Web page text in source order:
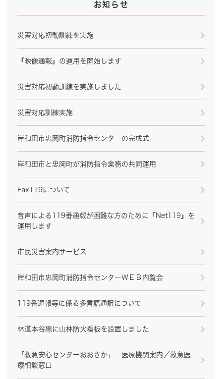
お知らせ
災害対応初動訓練を実施
『映像通報』の運用を開始します
災害対応初動訓練を実施しました
災害対応訓練実施
岸和田市忠岡町消防指令センターの完成式
岸和田市と忠岡町が消防指令業務の共同運用
Fax119について
音声による119番通報が困難な方のために『Net119』を
運用します
市民災害案内サービス
岸和田市忠岡町消防指令センターＷＥＢ内覧会
119番通報等に係る多言語通訳について
林道本谷線に山林防火看板を設置しました
「救急安心センターおおさか」 医療機関案内／救急医
療相談窓口